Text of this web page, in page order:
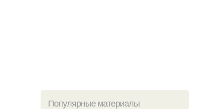
Популярные материалы